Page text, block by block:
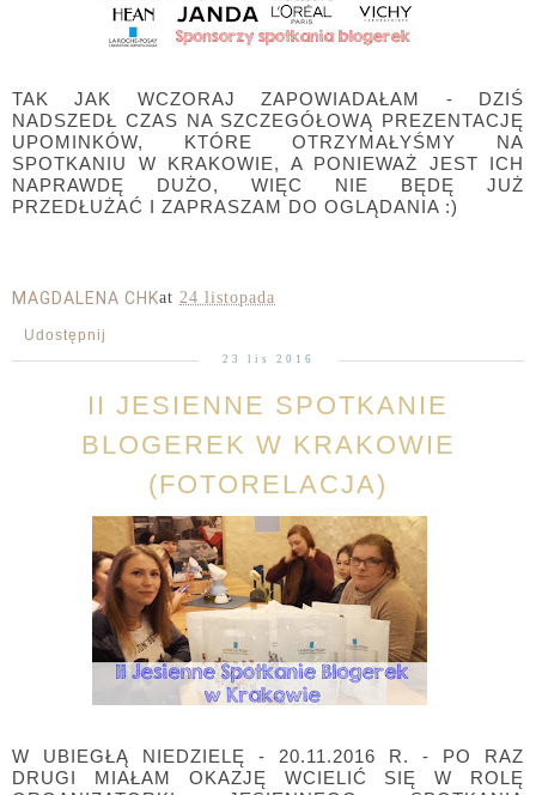
TAK JAK WCZORAJ ZAPOWIADAŁAM - DZIŚ
NADSZEDŁ CZAS NA SZCZEGÓŁOWĄ PREZENTACJĘ
UPOMINKÓW, KTÓRE OTRZYMAŁYŚMY NA
SPOTKANIU W KRAKOWIE, A PONIEWAŻ JEST ICH
NAPRAWDĘ DUŻO, WIĘC NIE BĘDĘ JUŻ
PRZEDŁUŻAĆ I ZAPRASZAM DO OGLĄDANIA :)
MAGDALENA CHKat 24 listopada
Udostępnij
23 lis 2016
II JESIENNE SPOTKANIE
BLOGEREK W KRAKOWIE
(FOTORELACJA)
W UBIEGŁĄ NIEDZIELĘ - 20.11.2016 R. - PO RAZ
DRUGI MIAŁAM OKAZJĘ WCIELIĆ SIĘ W ROLĘ